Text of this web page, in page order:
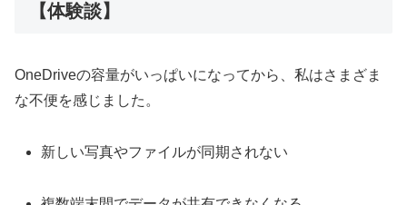
【体験談】
OneDriveの容量がいっぱいになってから、私はさまざま
な不便を感じました。
新しい写真やファイルが同期されない